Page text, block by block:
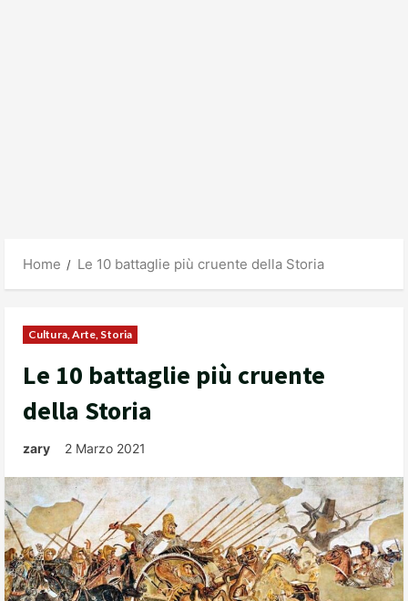
Home Le 10 battaglie più cruente della Storia
Cultura, Arte, Storia
Le 10 battaglie più cruente
della Storia
zary 2 Marzo 2021